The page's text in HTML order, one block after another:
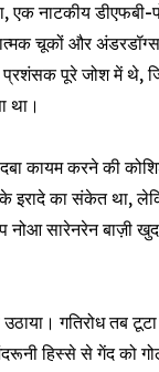
नाटकीय
चूकों और
प्रशंसक पूरे जोश में थे,
था।
कायम करने की
इरादे का संकेत था,
सारेनरेन बाज़ी
उठाया। गतिरोध
हिस्से से गेंद को